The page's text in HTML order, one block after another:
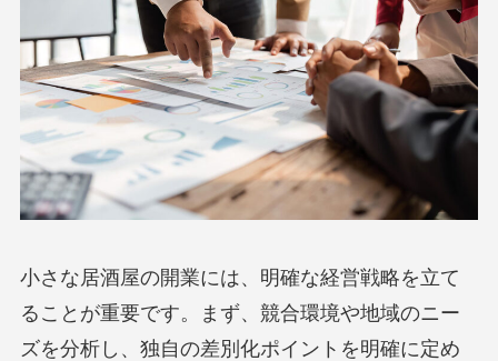
小さな居酒屋の開業には、明確な経営戦略を立て
ることが重要です。まず、競合環境や地域のニー
ズを分析し、独自の差別化ポイントを明確に定め